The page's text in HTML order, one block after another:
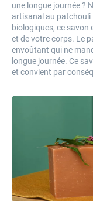
une longue journée ?
artisanal au patchouli
biologiques, ce savon
et de votre corps. Le
envoûtant qui ne
longue journée. Ce
et convient par